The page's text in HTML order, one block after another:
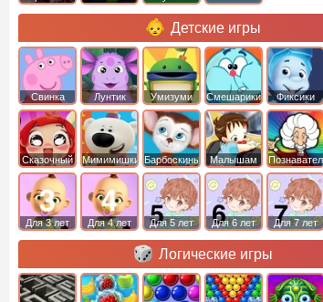
Детские игры
Свинка
Пеппа
Лунтик Умизуми Смешарики Фиксики
Сказочный
патруль
Мимимишки Барбоскины Малышам
Для 3 лет Для 4 лет Для 5 лет Для 6 лет Для 7 лет
Логические игры